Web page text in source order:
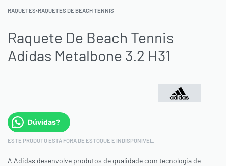
RAQUETES›RAQUETES DE BEACH TENNIS
Raquete De Beach Tennis
Adidas Metalbone 3.2 H31
Dúvidas?
ESTE PRODUTO ESTÁ FORA DE ESTOQUE E INDISPONÍVEL.
A Adidas desenvolve produtos de qualidade com tecnologia de